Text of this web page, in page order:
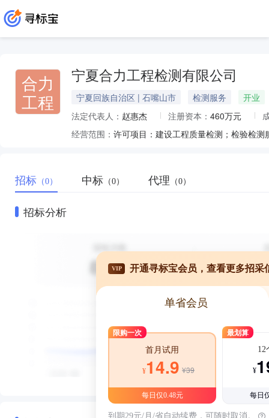
合力
工程
宁夏合力工程检测有限公司
宁夏回族自治区 | 石嘴山市 检测服务
开业
法定代表人： 赵惠杰 注册资本： 460万元
经营范围： 许可项目：建设工程质量检测；检验检
招标 （0） 中标 （0） 代理 （0）
招标分析
VIP 开通寻标宝会员，查看更多招采
单省会员
限购一次
首月试用
¥14.9 ¥39
每日仅0.48元
最划算
12
¥
每日
到期29元/月/省自动续费，可随时取消。